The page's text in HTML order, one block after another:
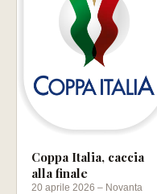
Coppa Italia, caccia
alla finale
20 aprile 2026 – Novanta